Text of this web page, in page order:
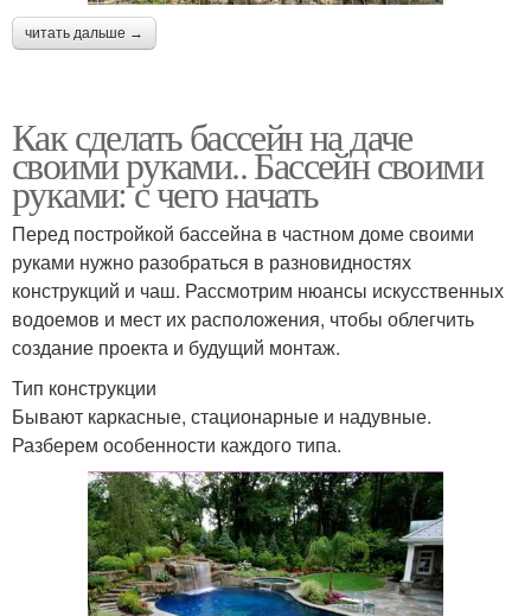
читать дальше →
Как сделать бассейн на даче
своими руками.. Бассейн своими
руками: с чего начать
Перед постройкой бассейна в частном доме своими
руками нужно разобраться в разновидностях
конструкций и чаш. Рассмотрим нюансы искусственных
водоемов и мест их расположения, чтобы облегчить
создание проекта и будущий монтаж.
Тип конструкции
Бывают каркасные, стационарные и надувные.
Разберем особенности каждого типа.